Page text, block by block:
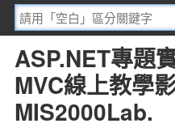
ASP.NET專題
MVC線上教學
MIS2000Lab.